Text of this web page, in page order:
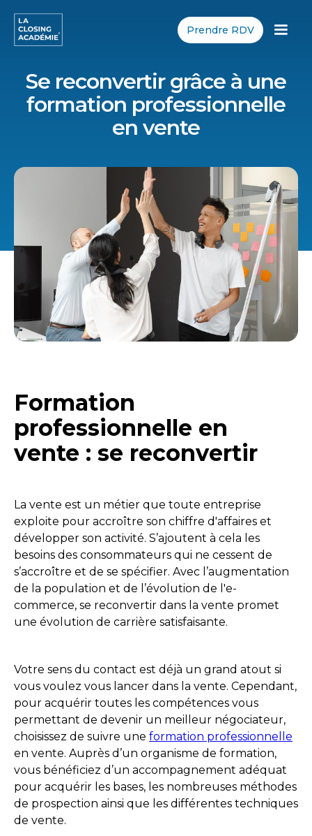
Prendre RDV
Se reconvertir grâce à une
formation professionnelle
en vente
Formation
professionnelle en
vente : se reconvertir
La vente est un métier que toute entreprise
exploite pour accroître son chiffre d'affaires et
développer son activité. S’ajoutent à cela les
besoins des consommateurs qui ne cessent de
s’accroître et de se spécifier. Avec l’augmentation
de la population et de l’évolution de l'e-
commerce, se reconvertir dans la vente promet
une évolution de carrière satisfaisante.
Votre sens du contact est déjà un grand atout si
vous voulez vous lancer dans la vente. Cependant,
pour acquérir toutes les compétences vous
permettant de devenir un meilleur négociateur,
choisissez de suivre une formation professionnelle
en vente. Auprès d’un organisme de formation,
vous bénéficiez d’un accompagnement adéquat
pour acquérir les bases, les nombreuses méthodes
de prospection ainsi que les différentes techniques
de vente.